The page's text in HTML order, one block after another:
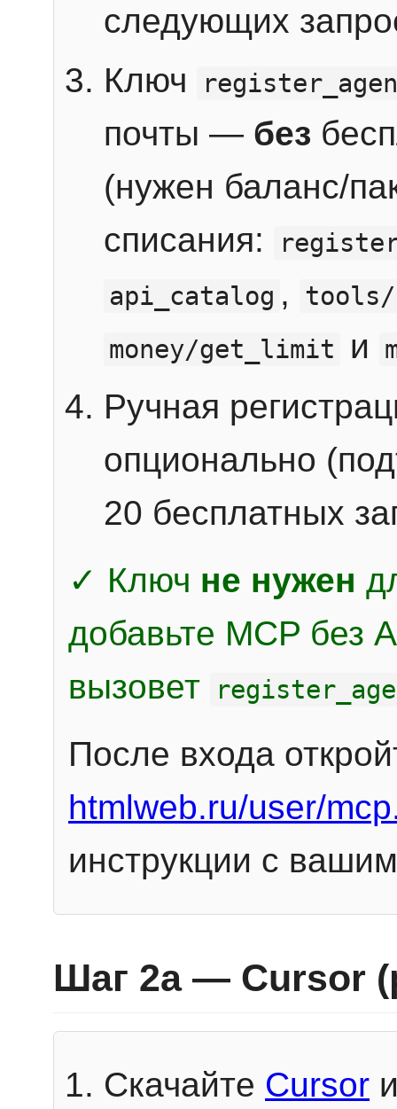
следующих
Ключ
почты — без
(нужен баланс/
списания:
api_catalog ,
money/get_limit
и
Ручная
опционально
20 бесплатных
✓ Ключ не нужен
добавьте MCP без
вызовет
После входа
htmlweb.ru/user/
инструкции с
Шаг 2a — Cursor
Скачайте Cursor